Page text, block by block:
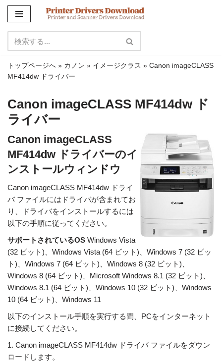
ン
テ
ン
ツ
ス
キ
ッ
トップページへ » カノン » イメージクラス » Canon imageCLASS
MF414dw ドライバー
Canon imageCLASS MF414dw ド
ライバー
Canon imageCLASS
MF414dw ドライバーのイ
ンストールウィンドウ
Canon imageCLASS MF414dw ドライ
バ ファイルにはドライバが含まれてお
り、ドライバをインストールするには
以下の手順に従ってください。
サポートされているOS Windows Vista
(32 ビット)、Windows Vista (64 ビット)、Windows 7 (32 ビッ
ト)、Windows 7 (64 ビット)、Windows 8 (32 ビット)、
Windows 8 (64 ビット)、Microsoft Windows 8.1 (32 ビット)、
Windows 8.1 (64 ビット)、Windows 10 (32 ビット)、Windows
10 (64 ビット)、Windows 11
以下のインストール手順を実行する間、PCをインターネット
に接続してください。
1. Canon imageCLASS MF414dw ドライバ ファイルをダウン
ロードします。